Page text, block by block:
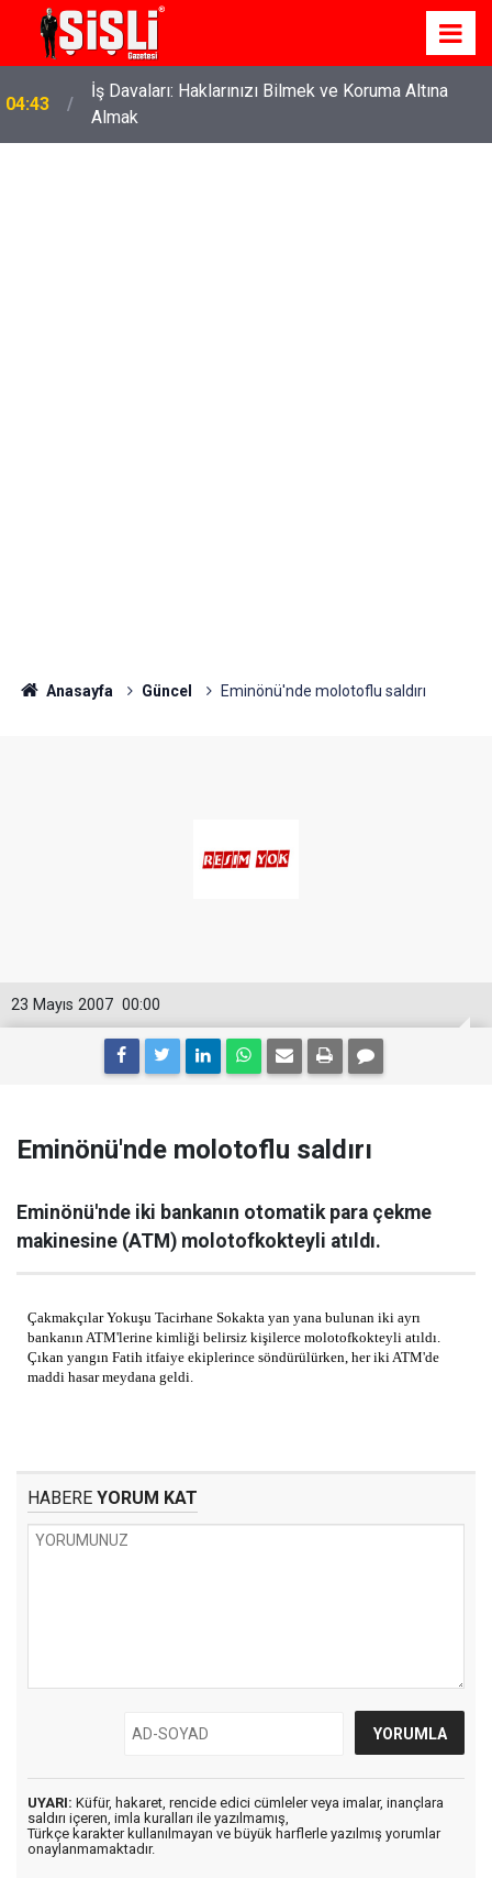
04:43
İş Davaları: Haklarınızı Bilmek ve Koruma Altına
Almak
Anasayfa Güncel Eminönü'nde molotoflu saldırı
00:00
23 Mayıs 2007
Eminönü'nde molotoflu saldırı
Eminönü'nde iki bankanın otomatik para çekme
makinesine (ATM) molotofkokteyli atıldı.
Çakmakçılar Yokuşu Tacirhane Sokakta yan yana bulunan iki ayrı
bankanın ATM'lerine kimliği belirsiz kişilerce molotofkokteyli atıldı.
Çıkan yangın Fatih itfaiye ekiplerince söndürülürken, her iki ATM'de
maddi hasar meydana geldi.
HABERE YORUM KAT
UYARI: Küfür, hakaret, rencide edici cümleler veya imalar, inançlara
saldırı içeren, imla kuralları ile yazılmamış,
Türkçe karakter kullanılmayan ve büyük harflerle yazılmış yorumlar
onaylanmamaktadır.